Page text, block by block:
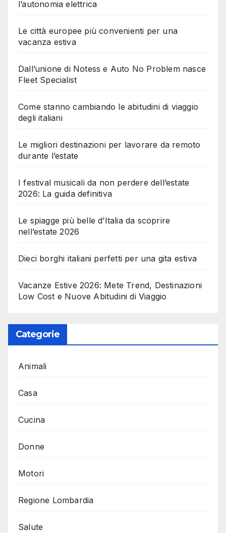
l’autonomia elettrica
Le città europee più convenienti per una
vacanza estiva
Dall’unione di Notess e Auto No Problem nasce
Fleet Specialist
Come stanno cambiando le abitudini di viaggio
degli italiani
Le migliori destinazioni per lavorare da remoto
durante l’estate
I festival musicali da non perdere dell’estate
2026: La guida definitiva
Le spiagge più belle d’Italia da scoprire
nell’estate 2026
Dieci borghi italiani perfetti per una gita estiva
Vacanze Estive 2026: Mete Trend, Destinazioni
Low Cost e Nuove Abitudini di Viaggio
Categorie
Animali
Casa
Cucina
Donne
Motori
Regione Lombardia
Salute